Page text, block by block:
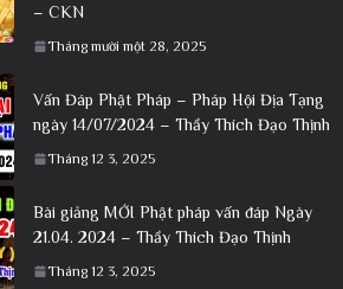
– CKN
Tháng mười một 28, 2025
Vấn Đáp Phật Pháp – Pháp Hội Địa Tạng
ngày 14/07/2024 – Thầy Thích Đạo Thịnh
Tháng 12 3, 2025
Bài giảng MỚI Phật pháp vấn đáp Ngày
21.04. 2024 – Thầy Thích Đạo Thịnh
Tháng 12 3, 2025